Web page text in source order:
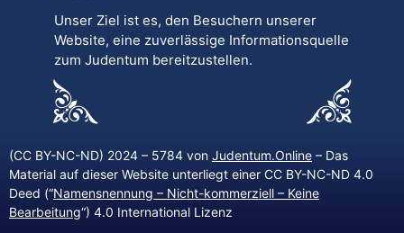
Unser Ziel ist es, den Besuchern unserer
Website, eine zuverlässige Informationsquelle
zum Judentum bereitzustellen.
(CC BY-NC-ND) 2024 – 5784 von Judentum.Online – Das
Material auf dieser Website unterliegt einer CC BY-NC-ND 4.0
Deed (“Namensnennung – Nicht-kommerziell – Keine
Bearbeitung“) 4.0 International Lizenz